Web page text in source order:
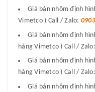
Giá bán nhôm định
Vimetco ) Call / Zalo:
Giá bán nhôm định
hàng Vimetco ) Call / Zalo:
Giá bán nhôm định
hàng Vimetco ) Call / Zalo:
Giá bán nhôm định